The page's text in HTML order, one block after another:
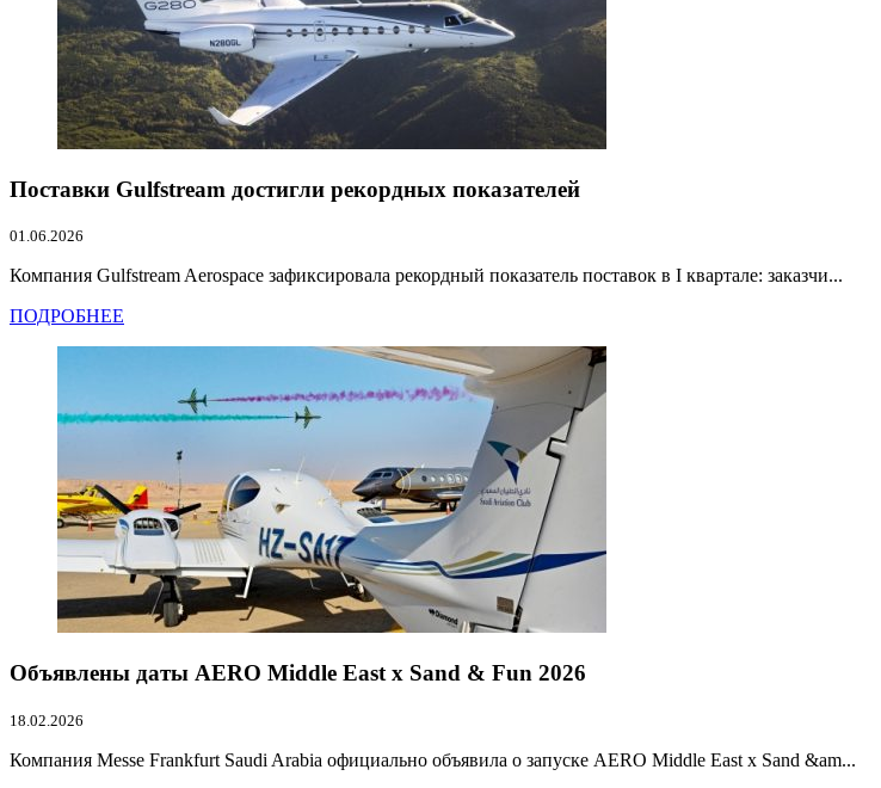
Поставки Gulfstream достигли рекордных показателей
01.06.2026
Компания Gulfstream Aerospace зафиксировала рекордный показатель поставок в I квартале: заказчи...
ПОДРОБНЕЕ
Объявлены даты AERO Middle East x Sand & Fun 2026
18.02.2026
Компания Messe Frankfurt Saudi Arabia официально объявила о запуске AERO Middle East x Sand &am...